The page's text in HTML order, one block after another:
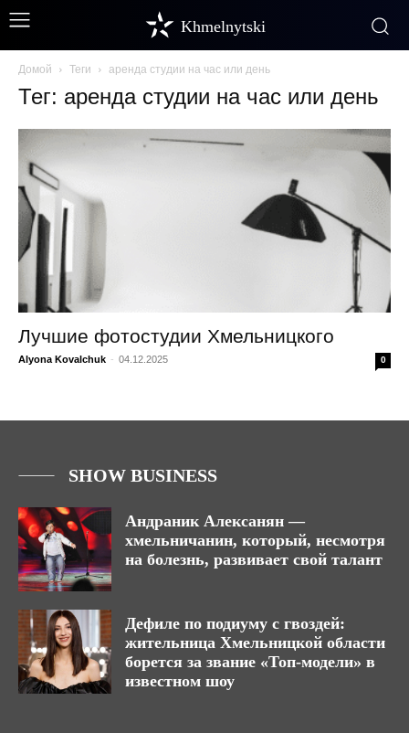
Khmelnytski
Домой Теги аренда студии на час или день
Тег: аренда студии на час или день
Лучшие фотостудии Хмельницкого
Alyona Kovalchuk - 04.12.2025 0
SHOW BUSINESS
Андраник Алексанян —
хмельничанин, который, несмотря
на болезнь, развивает свой талант
Дефиле по подиуму с гвоздей:
жительница Хмельницкой области
борется за звание «Топ-модели» в
известном шоу